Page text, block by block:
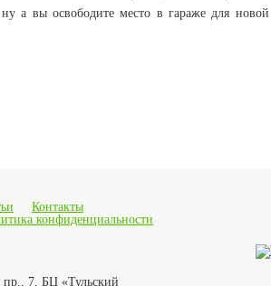
а вы освободите место в гараже для
Контакты
конфиденциальности
пр., 7, БЦ «Тульский